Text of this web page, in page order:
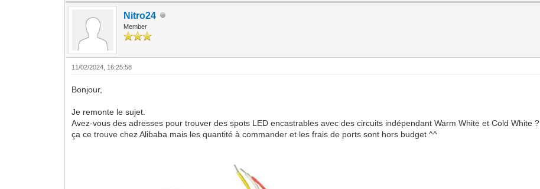
Nitro24
Member
11/02/2024, 16:25:58
Bonjour,
Je remonte le sujet.
Avez-vous des adresses pour trouver des spots LED encastrables avec des circuits indépendant Warm White et Cold White ?
ça ce trouve chez Alibaba mais les quantité à commander et les frais de ports sont hors budget ^^